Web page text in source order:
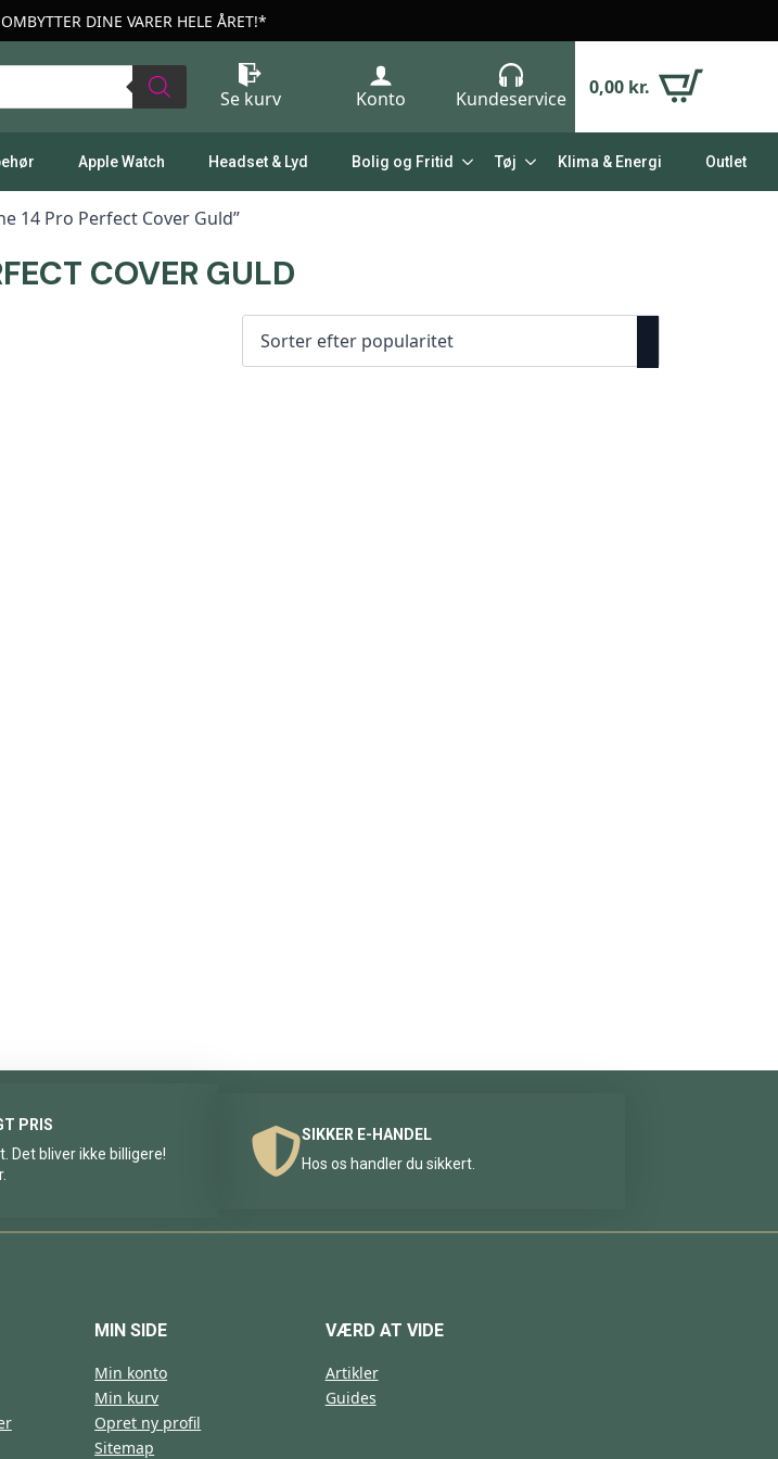
DINE VARER HELE ÅRET!*
Se kurv Konto Kundeservice 0,00 kr.
Apple Watch Headset & Lyd Bolig og Fritid Tøj Klima & Energi Outlet
14 Pro Perfect Cover Guld”
COVER GULD
PRIS
Det bliver ikke billigere!
SIKKER E-HANDEL
Hos os handler du sikkert.
MIN SIDE
Min konto
Min kurv
Opret ny profil
Sitemap
VÆRD AT VIDE
Artikler
Guides